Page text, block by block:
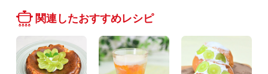
関連したおすすめレシピ